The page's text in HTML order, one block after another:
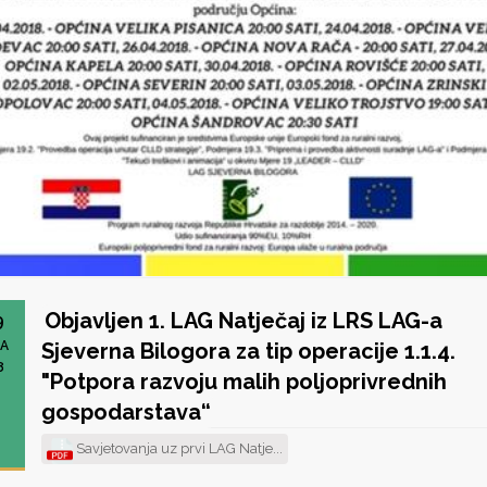
Objavljen 1. LAG Natječaj iz LRS LAG-a
Sjeverna Bilogora za tip operacije 1.1.4.
"Potpora razvoju malih poljoprivrednih
gospodarstava“
Savjetovanja uz prvi LAG Natje...